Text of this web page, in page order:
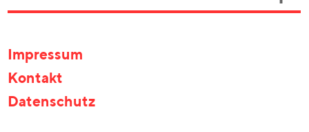
Impressum
Kontakt
Datenschutz